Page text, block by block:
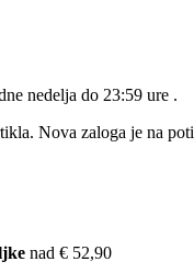
nedelja do 23:59 ure .
Nova zaloga je na
nad € 52,90